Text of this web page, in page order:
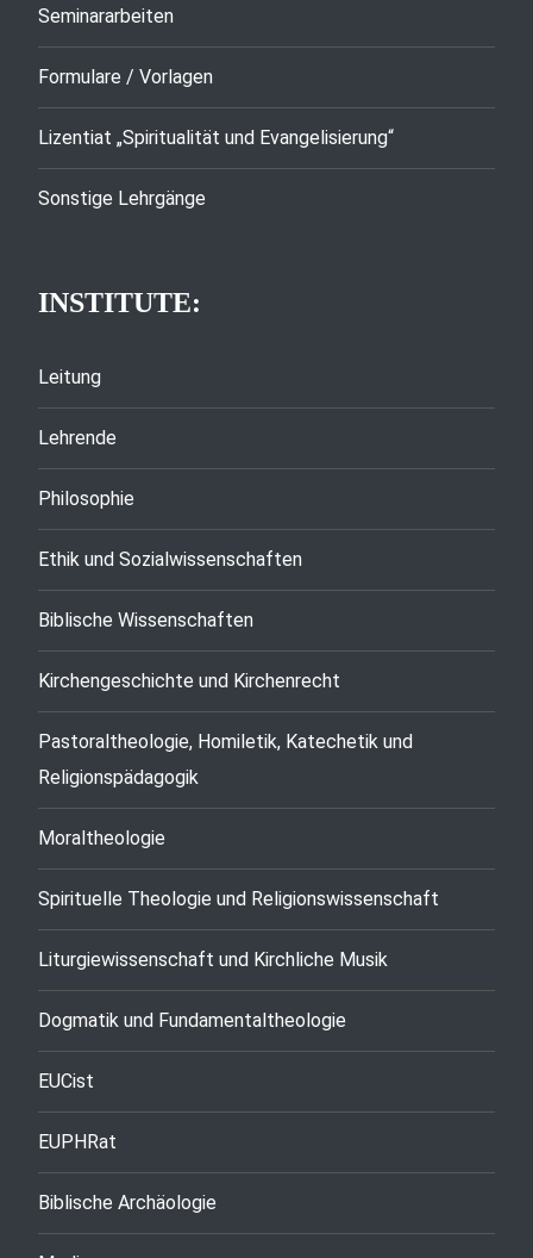
Seminararbeiten
Formulare / Vorlagen
Lizentiat „Spiritualität und Evangelisierung“
Sonstige Lehrgänge
INSTITUTE:
Leitung
Lehrende
Philosophie
Ethik und Sozialwissenschaften
Biblische Wissenschaften
Kirchengeschichte und Kirchenrecht
Pastoraltheologie, Homiletik, Katechetik und
Religionspädagogik
Moraltheologie
Spirituelle Theologie und Religionswissenschaft
Liturgiewissenschaft und Kirchliche Musik
Dogmatik und Fundamentaltheologie
EUCist
EUPHRat
Biblische Archäologie